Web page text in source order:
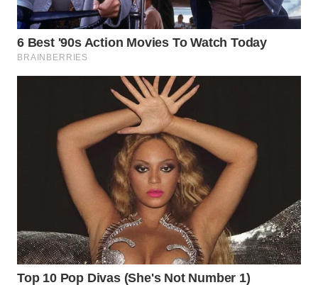
WN
PAKPAK
BEKASI
WN
DEPOK